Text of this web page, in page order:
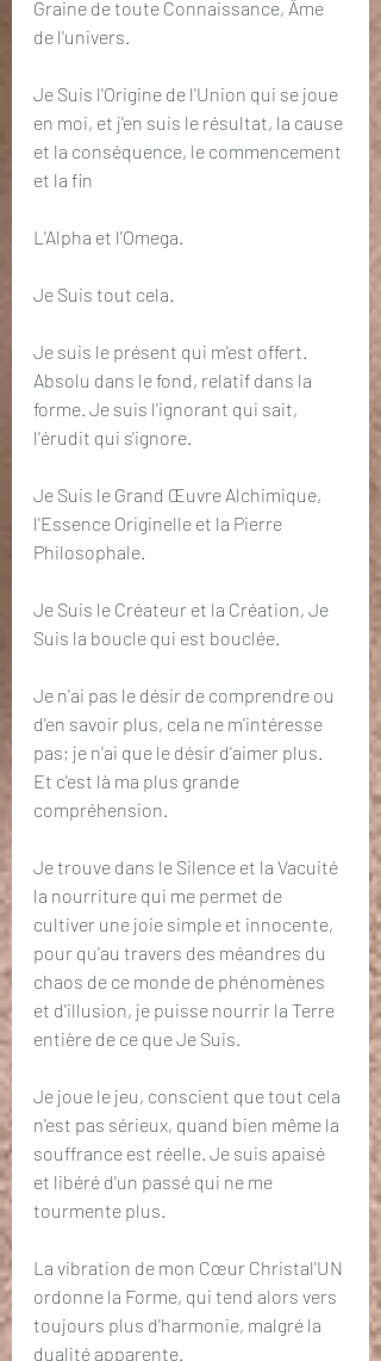
Graine de toute Connaissance, Âme
de l'univers.
Je Suis l'Origine de l'Union qui se joue
en moi, et j'en suis le résultat, la cause
et la conséquence, le commencement
et la fin
L'Alpha et l'Omega.
Je Suis tout cela.
Je suis le présent qui m'est offert.
Absolu dans le fond, relatif dans la
forme. Je suis l'ignorant qui sait,
l'érudit qui s'ignore.
Je Suis le Grand Œuvre Alchimique,
l'Essence Originelle et la Pierre
Philosophale.
Je Suis le Créateur et la Création, Je
Suis la boucle qui est bouclée.
Je n'ai pas le désir de comprendre ou
d'en savoir plus, cela ne m'intéresse
pas; je n'ai que le désir d'aimer plus.
Et c'est là ma plus grande
compréhension.
Je trouve dans le Silence et la Vacuité
la nourriture qui me permet de
cultiver une joie simple et innocente,
pour qu'au travers des méandres du
chaos de ce monde de phénomènes
et d'illusion, je puisse nourrir la Terre
entière de ce que Je Suis.
Je joue le jeu, conscient que tout cela
n'est pas sérieux, quand bien même la
souffrance est réelle. Je suis apaisé
et libéré d'un passé qui ne me
tourmente plus.
La vibration de mon Cœur Christal'UN
ordonne la Forme, qui tend alors vers
toujours plus d'harmonie, malgré la
dualité apparente.